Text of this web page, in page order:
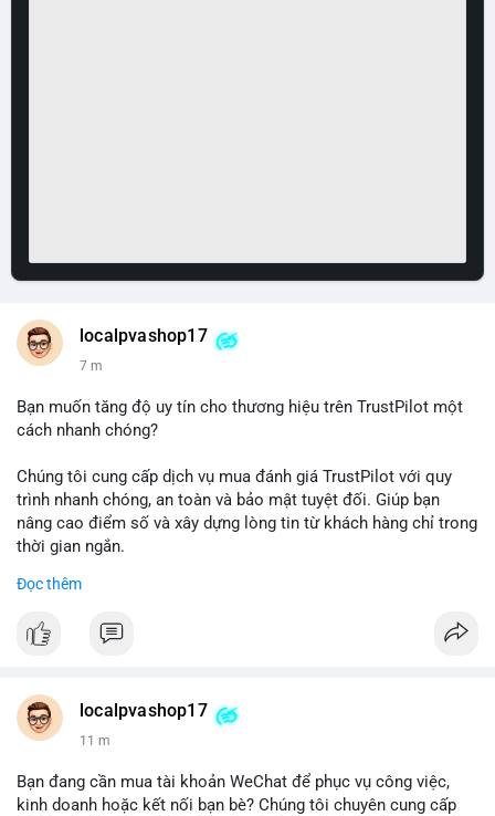
localpvashop17
7 m
Bạn muốn tăng độ uy tín cho thương hiệu trên TrustPilot một
cách nhanh chóng?
Chúng tôi cung cấp dịch vụ mua đánh giá TrustPilot với quy
trình nhanh chóng, an toàn và bảo mật tuyệt đối. Giúp bạn
nâng cao điểm số và xây dựng lòng tin từ khách hàng chỉ trong
thời gian ngắn.
Đặt hàng ngay hôm nay để nhận ưu đãi:
👉 Order tại: localpvashop
👉 Telegram: @localpvashop
👉 Email: localpvashop@gmail.com
Đừng bỏ lỡ cơ hội cải thiện danh tiếng trực tuyến của bạn một
cách hiệu quả!
Đọc thêm
localpvashop17
11 m
Bạn đang cần mua tài khoản WeChat để phục vụ công việc,
kinh doanh hoặc kết nối bạn bè? Chúng tôi chuyên cung cấp